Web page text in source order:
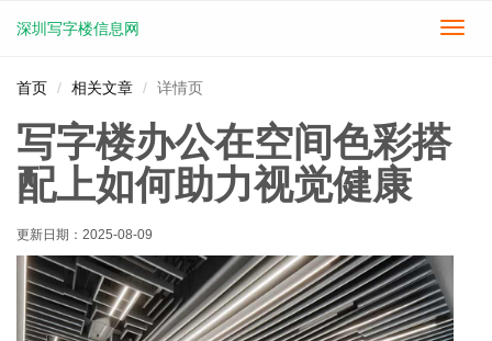
切
深圳写字楼信息网
首页 相关文章 详情页
写字楼办公在空间色彩搭
配上如何助力视觉健康
更新日期： 2025-08-09